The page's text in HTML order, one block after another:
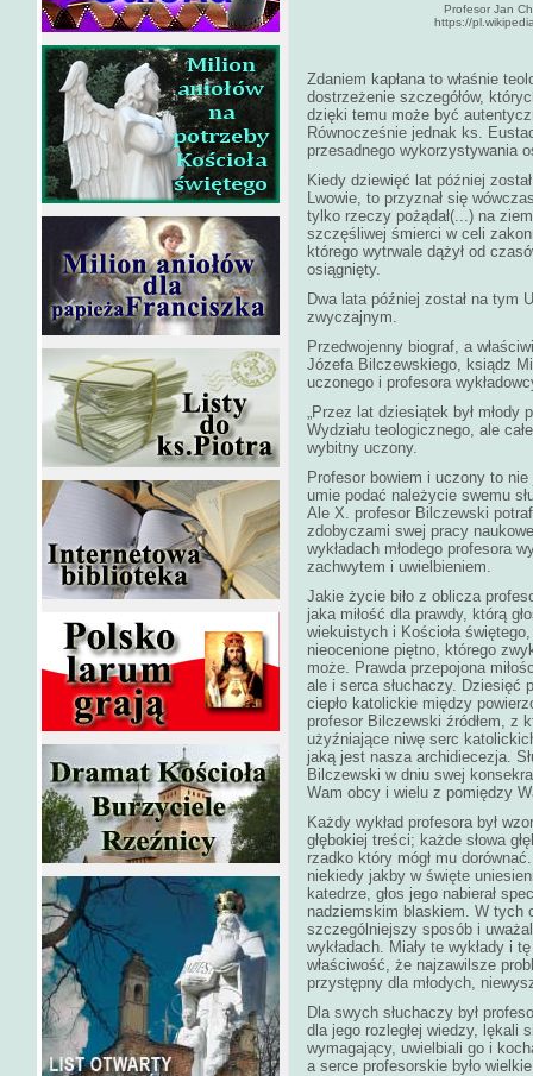
Profesor Jan
https://
Zdaniem kapłana to właśnie
dostrzeżenie szczegółów,
dzięki temu może być
Równocześnie jednak ks.
przesadnego wykorzystywania
Kiedy dziewięć lat później
Lwowie, to przyznał się
tylko rzeczy pożądał(...) na
szczęśliwej śmierci w celi
którego wytrwale dążył od
osiągnięty.
Dwa lata później został na tym
zwyczajnym.
Przedwojenny biograf, a
Józefa Bilczewskiego, ksiądz
uczonego i profesora
„Przez lat dziesiątek był młody
Wydziału teologicznego, ale
wybitny uczony.
Profesor bowiem i uczony to
umie podać należycie swemu
Ale X. profesor Bilczewski
zdobyczami swej pracy
wykładach młodego profesora
zachwytem i uwielbieniem.
Jakie życie biło z oblicza
jaka miłość dla prawdy, którą
wiekuistych i Kościoła świętego,
nieocenione piętno, którego
może. Prawda przepojona
ale i serca słuchaczy. Dziesięć
ciepło katolickie między
profesor Bilczewski źródłem, z
użyźniające niwę serc
jaką jest nasza archidiecezja.
Bilczewski w dniu swej
Wam obcy i wielu z pomiędzy
Każdy wykład profesora był
głębokiej treści; każde słowa
rzadko który mógł mu
niekiedy jakby w święte
katedrze, głos jego nabierał
nadziemskim blaskiem. W tych
szczególniejszy sposób i
wykładach. Miały te wykłady i
właściwość, że najzawilsze
przystępny dla młodych,
Dla swych słuchaczy był
dla jego rozległej wiedzy, lękali
wymagający, uwielbiali go i
a serce profesorskie było